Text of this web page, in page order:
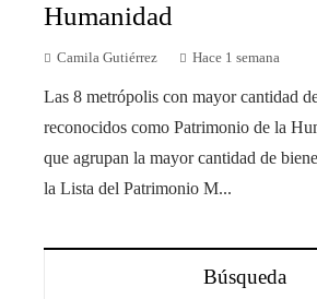
Humanidad
Camila Gutiérrez Hace 1 semana
Las 8 metrópolis con mayor cantidad
reconocidos como Patrimonio de la
que agrupan la mayor cantidad de
la Lista del Patrimonio M...
Búsqueda